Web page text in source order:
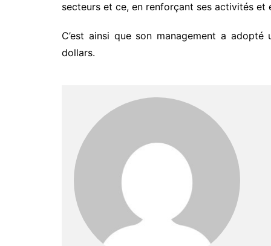
secteurs et ce, en renforçant ses activités et
C’est ainsi que son management a
dollars.